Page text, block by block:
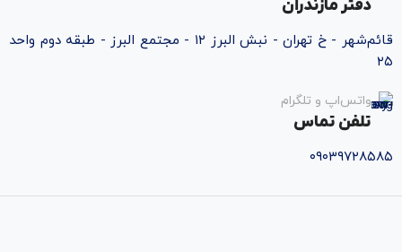
دفتر مازندران
قائم‌شهر - خ تهران - نبش البرز ۱۲ - مجتمع البرز - طبقه دوم واحد
۲۵
واتس‌اپ و تلگرام
تلفن تماس
۰۹۰۳۹۷۲۸۵۸۵